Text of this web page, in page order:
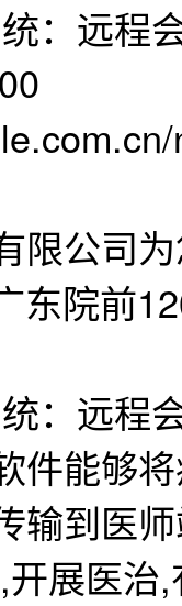
：远程
限公司
东院前
远程
能够将
输到医
展医治